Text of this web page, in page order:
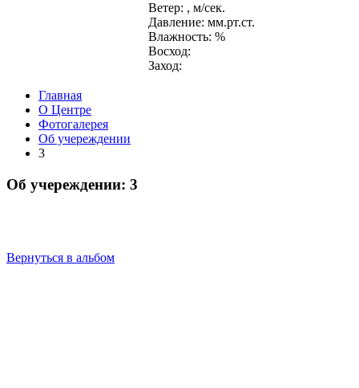
Ветер: , м/сек.
Давление: мм.рт.ст.
Влажность: %
Восход:
Заход:
Главная
О Центре
Фотогалерея
Об учереждении
3
Об учереждении: 3
Вернуться в альбом